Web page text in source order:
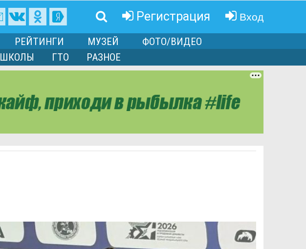
Регистрация Вход
РЕЙТИНГИ МУЗЕЙ
ФОТО/ВИДЕО
ШКОЛЫ ГТО РАЗНОЕ